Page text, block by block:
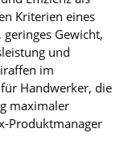
Kriterien eines
Gewicht,
und
im
Handwerker, die
maximaler
Produktmanager